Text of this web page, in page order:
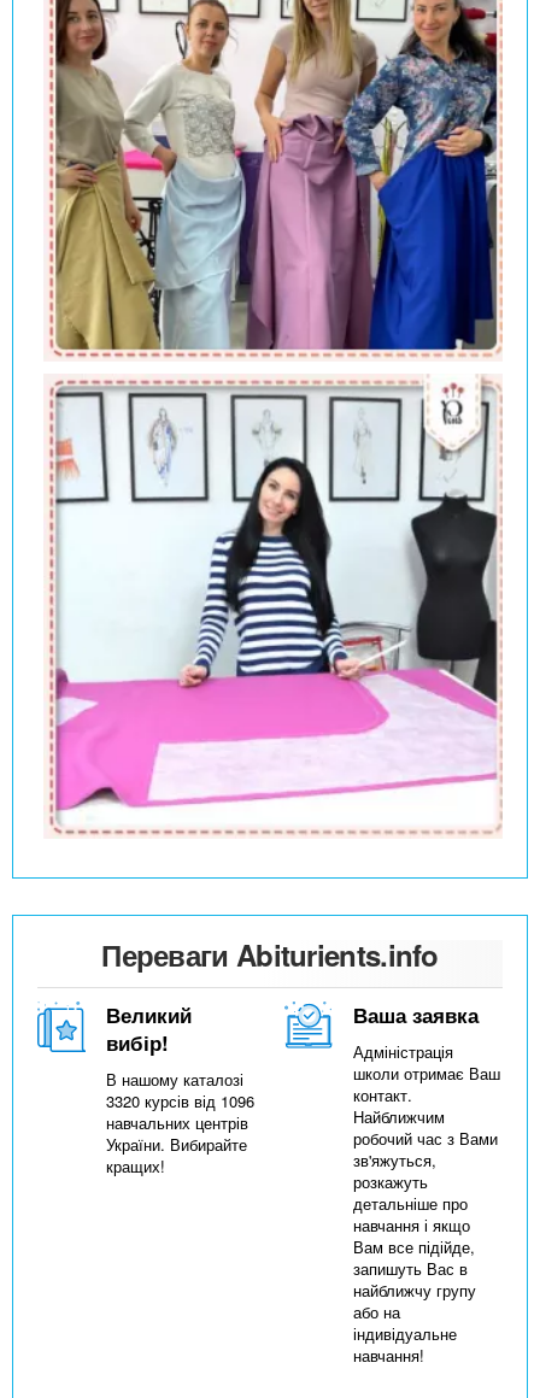
Переваги Abiturients.info
Великий
вибір!
В нашому каталозі
3320 курсів від 1096
навчальних центрів
України. Вибирайте
кращих!
Ваша заявка
Адміністрація
школи отримає Ваш
контакт.
Найближчим
робочий час з Вами
зв'яжуться,
розкажуть
детальніше про
навчання і якщо
Вам все підійде,
запишуть Вас в
найближчу групу
або на
індивідуальне
навчання!